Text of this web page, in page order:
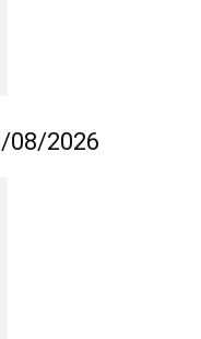
08/2026